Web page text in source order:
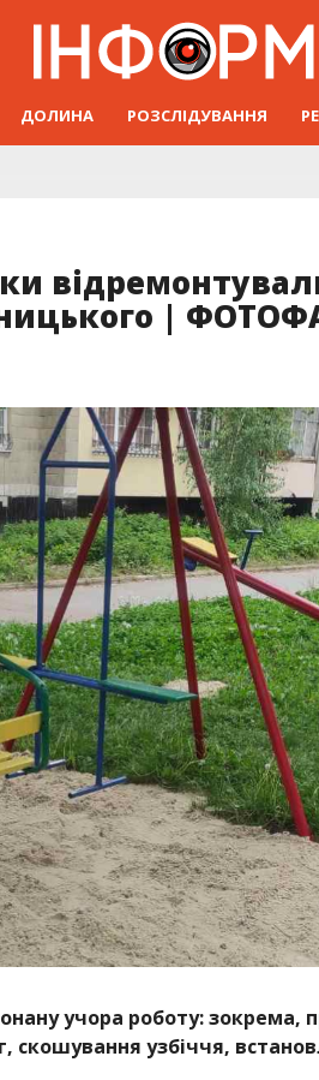
ДОЛИНА РОЗСЛІДУВАННЯ
|
учора роботу: зокрема,
скошування узбіччя,